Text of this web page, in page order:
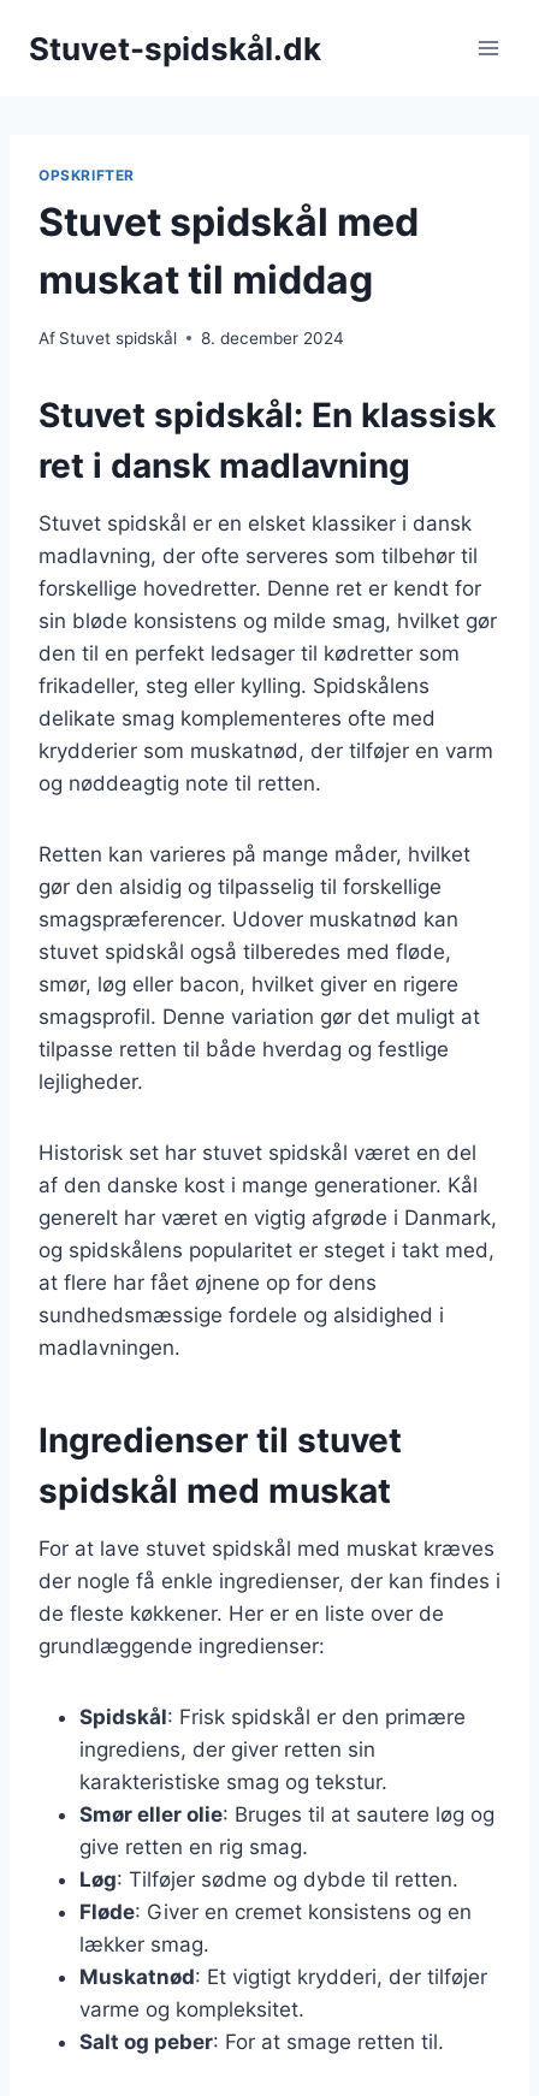
Stuvet-spidskål.dk
OPSKRIFTER
Stuvet spidskål med
muskat til middag
Af Stuvet spidskål 8. december 2024
Stuvet spidskål: En klassisk
ret i dansk madlavning
Stuvet spidskål er en elsket klassiker i dansk
madlavning, der ofte serveres som tilbehør til
forskellige hovedretter. Denne ret er kendt for
sin bløde konsistens og milde smag, hvilket gør
den til en perfekt ledsager til kødretter som
frikadeller, steg eller kylling. Spidskålens
delikate smag komplementeres ofte med
krydderier som muskatnød, der tilføjer en varm
og nøddeagtig note til retten.
Retten kan varieres på mange måder, hvilket
gør den alsidig og tilpasselig til forskellige
smagspræferencer. Udover muskatnød kan
stuvet spidskål også tilberedes med fløde,
smør, løg eller bacon, hvilket giver en rigere
smagsprofil. Denne variation gør det muligt at
tilpasse retten til både hverdag og festlige
lejligheder.
Historisk set har stuvet spidskål været en del
af den danske kost i mange generationer. Kål
generelt har været en vigtig afgrøde i Danmark,
og spidskålens popularitet er steget i takt med,
at flere har fået øjnene op for dens
sundhedsmæssige fordele og alsidighed i
madlavningen.
Ingredienser til stuvet
spidskål med muskat
For at lave stuvet spidskål med muskat kræves
der nogle få enkle ingredienser, der kan findes i
de fleste køkkener. Her er en liste over de
grundlæggende ingredienser:
Spidskål: Frisk spidskål er den primære
ingrediens, der giver retten sin
karakteristiske smag og tekstur.
Smør eller olie: Bruges til at sautere løg og
give retten en rig smag.
Løg: Tilføjer sødme og dybde til retten.
Fløde: Giver en cremet konsistens og en
lækker smag.
Muskatnød: Et vigtigt krydderi, der tilføjer
varme og kompleksitet.
Salt og peber: For at smage retten til.